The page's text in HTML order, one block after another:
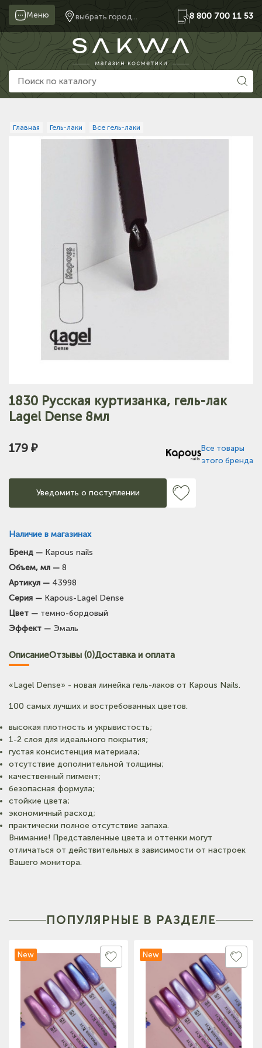
Меню выбрать город... 8 800 700 11 53
Главная Гель-лаки Все гель-лаки
1830 Русская куртизанка, гель-лак
Lagel Dense 8мл
179 ₽
Все товары
этого бренда
Уведомить о поступлении
Наличие в магазинах
Бренд — Kapous nails
Объем, мл — 8
Артикул — 43998
Серия — Kapous-Lagel Dense
Цвет — темно-бордовый
Эффект — Эмаль
ОписаниеОтзывы (0)Доставка и оплата
«Lagel Dense» - новая линейка гель-лаков от Kapous Nails.
100 самых лучших и востребованных цветов.
высокая плотность и укрывистость;
1-2 слоя для идеального покрытия;
густая консистенция материала;
отсутствие дополнительной толщины;
качественный пигмент;
безопасная формула;
стойкие цвета;
экономичный расход;
практически полное отсутствие запаха.
Внимание! Представленные цвета и оттенки могут
отличаться от действительных в зависимости от настроек
Вашего монитора.
ПОПУЛЯРНЫЕ В РАЗДЕЛЕ
New New